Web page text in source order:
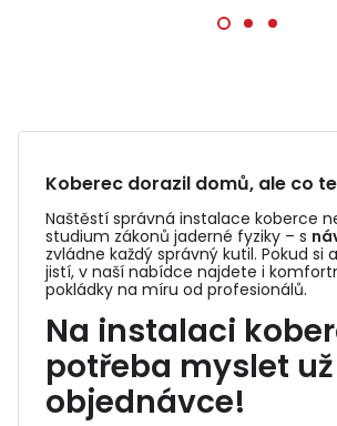
Koberec dorazil domů, ale co
Naštěstí správná instalace koberce
studium zákonů jaderné fyziky – s
zvládne každý správný kutil. Pokud si
jistí, v naší nabídce najdete i
pokládky na míru od profesionálů.
Na instalaci
potřeba myslet
objednávce!